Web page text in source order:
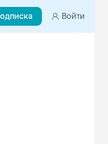
Войти
White, Jim Cratchley и